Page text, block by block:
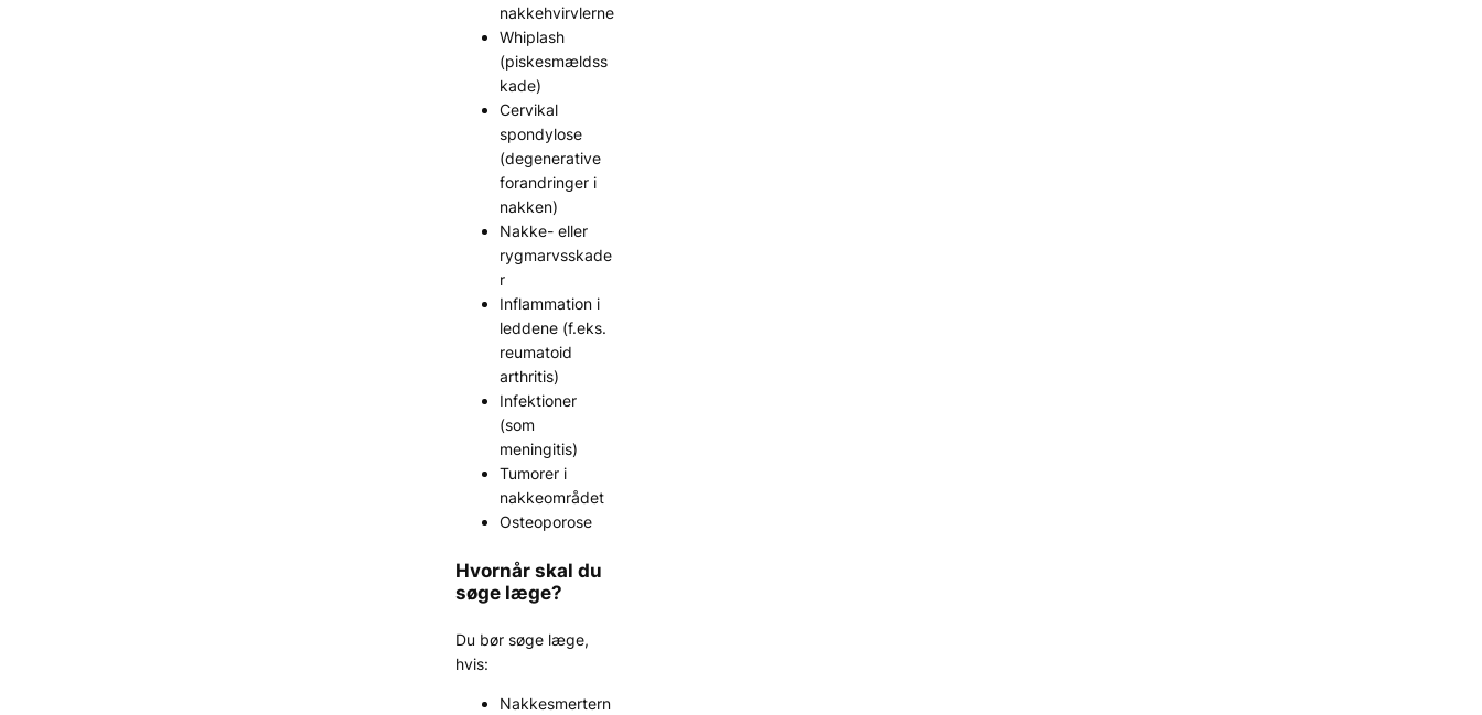
nakkehvirvlerne
Whiplash
(piskesmældss
kade)
Cervikal
spondylose
(degenerative
forandringer i
nakken)
Nakke- eller
rygmarvsskade
r
Inflammation i
leddene (f.eks.
reumatoid
arthritis)
Infektioner
(som
meningitis)
Tumorer i
nakkeområdet
Osteoporose
Hvornår skal du
søge læge?
Du bør søge læge,
hvis:
Nakkesmertern